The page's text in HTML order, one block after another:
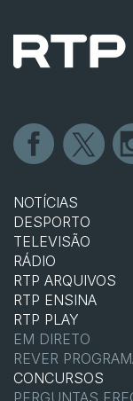
NOTÍCIAS
DESPORTO
TELEVISÃO
RÁDIO
RTP ARQUIVOS
RTP ENSINA
RTP PLAY
EM DIRETO
REVER
CONCURSOS
PERGUNTAS